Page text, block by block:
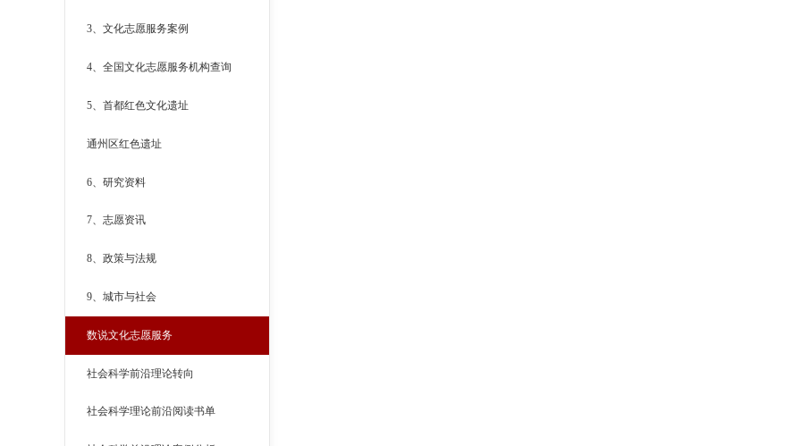
3、文化志愿服务案例
4、全国文化志愿服务机构查询
5、首都红色文化遗址
通州区红色遗址
6、研究资料
7、志愿资讯
8、政策与法规
9、城市与社会
数说文化志愿服务
社会科学前沿理论转向
社会科学理论前沿阅读书单